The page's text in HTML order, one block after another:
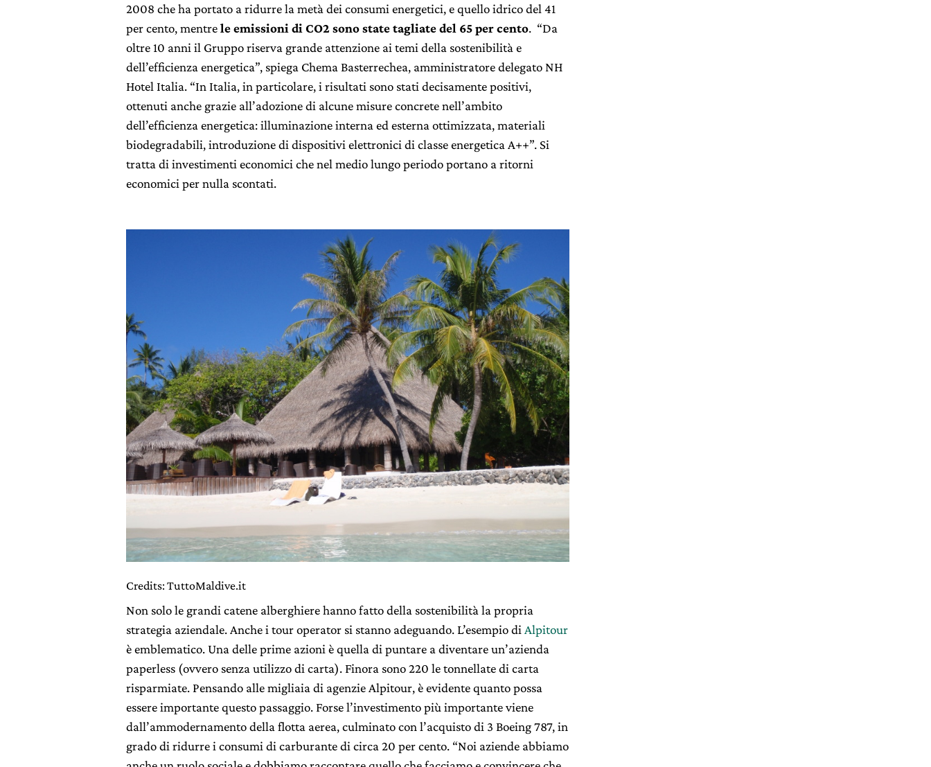
2008 che ha portato a ridurre la metà dei consumi energetici, e quello idrico del 41
per cento, mentrele emissioni di CO2 sono state tagliate del 65 per cento. “Da
oltre 10 anni il Gruppo riserva grande attenzione ai temi della sostenibilità e
dell’efficienza energetica”, spiega Chema Basterrechea, amministratore delegato NH
Hotel Italia. “In Italia, in particolare, i risultati sono stati decisamente positivi,
ottenuti anche grazie all’adozione di alcune misure concrete nell’ambito
dell’efficienza energetica: illuminazione interna ed esterna ottimizzata, materiali
biodegradabili, introduzione di dispositivi elettronici di classe energetica A++”. Si
tratta di investimenti economici che nel medio lungo periodo portano a ritorni
economici per nulla scontati.
Credits: TuttoMaldive.it
Non solo le grandi catene alberghiere hanno fatto della sostenibilità la propria
strategia aziendale. Anche i tour operator si stanno adeguando. L’esempio diAlpitour
è emblematico. Una delle prime azioni è quella di puntare a diventare un’azienda
paperless (ovvero senza utilizzo di carta). Finora sono 220 le tonnellate di carta
risparmiate. Pensando alle migliaia di agenzie Alpitour, è evidente quanto possa
essere importante questo passaggio. Forse l’investimento più importante viene
dall’ammodernamento della flotta aerea, culminato con l’acquisto di 3 Boeing 787, in
grado di ridurre i consumi di carburante di circa 20 per cento. “Noi aziende abbiamo